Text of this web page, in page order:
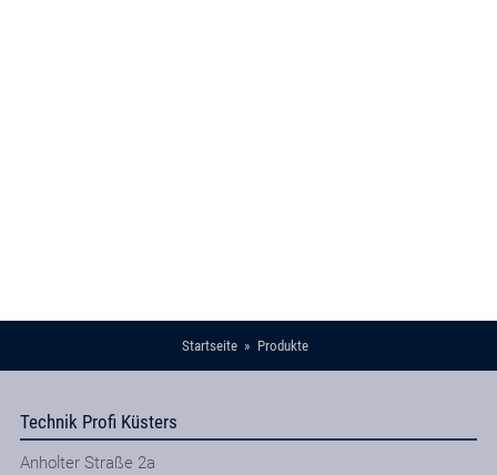
Startseite Produkte
Technik Profi Küsters
Anholter Straße 2a